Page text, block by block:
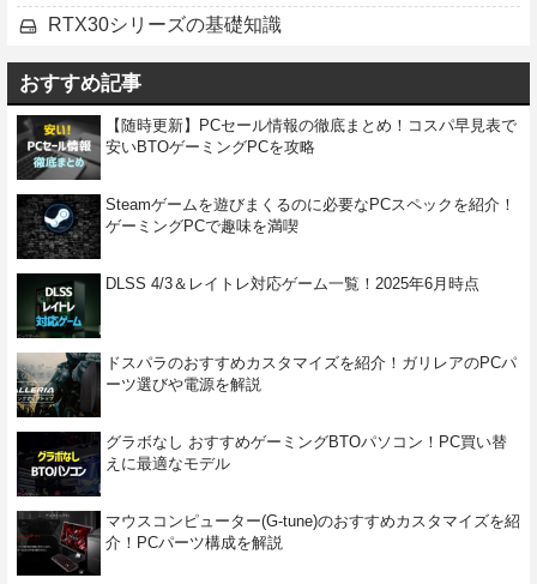
RTX30シリーズの基礎知識
おすすめ記事
【随時更新】PCセール情報の徹底まとめ！コスパ早見表で
安いBTOゲーミングPCを攻略
Steamゲームを遊びまくるのに必要なPCスペックを紹介！
ゲーミングPCで趣味を満喫
DLSS 4/3＆レイトレ対応ゲーム一覧！2025年6月時点
ドスパラのおすすめカスタマイズを紹介！ガリレアのPCパ
ーツ選びや電源を解説
グラボなし おすすめゲーミングBTOパソコン！PC買い替
えに最適なモデル
マウスコンピューター(G-tune)のおすすめカスタマイズを紹
介！PCパーツ構成を解説